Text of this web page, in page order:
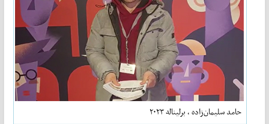
حامد سلیمان‌زاده ، برلیناله ۲۰۲۳